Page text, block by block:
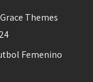
Themes
Femenino